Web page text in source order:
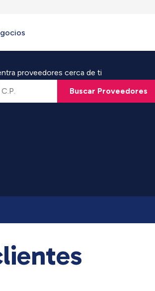
proveedores cerca de ti
Buscar Proveedores